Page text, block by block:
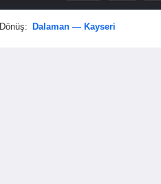
Dönüş: Dalaman — Kayseri